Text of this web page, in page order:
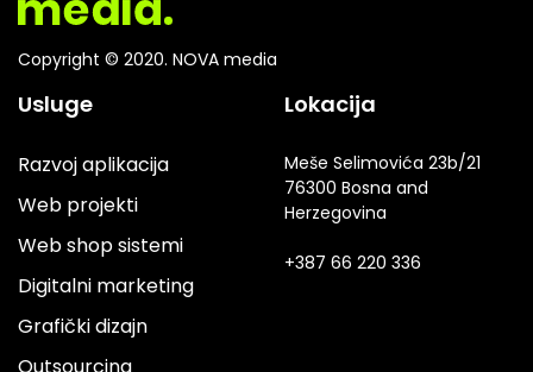
Copyright © 2020. NOVA media
Usluge
Razvoj aplikacija
Web projekti
Web shop sistemi
Digitalni marketing
Grafički dizajn
Lokacija
Meše Selimovića 23b/21
76300 Bosna and
Herzegovina
+387 66 220 336